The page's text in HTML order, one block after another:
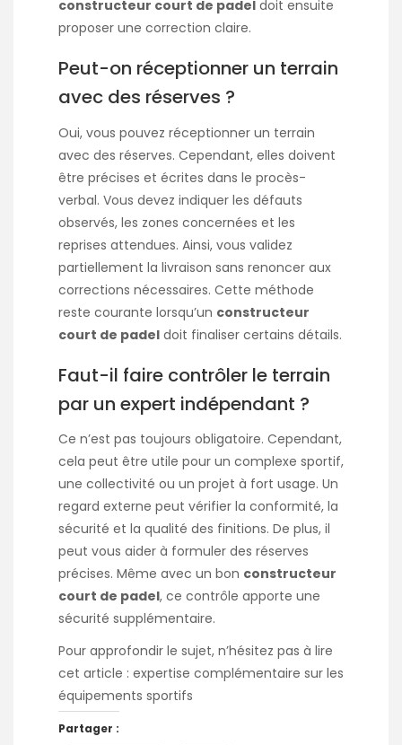
constructeur court de padel doit ensuite
proposer une correction claire.
Peut-on réceptionner un terrain
avec des réserves ?
Oui, vous pouvez réceptionner un terrain
avec des réserves. Cependant, elles doivent
être précises et écrites dans le procès-
verbal. Vous devez indiquer les défauts
observés, les zones concernées et les
reprises attendues. Ainsi, vous validez
partiellement la livraison sans renoncer aux
corrections nécessaires. Cette méthode
reste courante lorsqu’un constructeur
court de padel doit finaliser certains détails.
Faut-il faire contrôler le terrain
par un expert indépendant ?
Ce n’est pas toujours obligatoire. Cependant,
cela peut être utile pour un complexe sportif,
une collectivité ou un projet à fort usage. Un
regard externe peut vérifier la conformité, la
sécurité et la qualité des finitions. De plus, il
peut vous aider à formuler des réserves
précises. Même avec un bon constructeur
court de padel, ce contrôle apporte une
sécurité supplémentaire.
Pour approfondir le sujet, n’hésitez pas à lire
cet article : expertise complémentaire sur les
équipements sportifs
Partager :